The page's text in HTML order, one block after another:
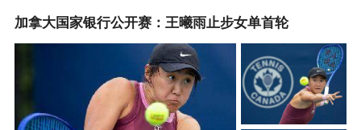
当然，这些变化都还需要更强劲的对手来验证。
王曦雨的女单第二轮对手是巴普蒂斯特和克雷奇
科娃之间的胜者，两者的球风以及带来的挑战截
然不同。这场比赛克雷奇科娃第二盘错过两个赛
加拿大国家银行公开赛：王曦雨止步女单首轮